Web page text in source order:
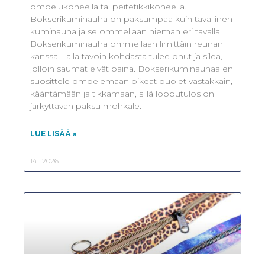
ompelukoneella tai peitetikkikoneella.
Bokserikuminauha on paksumpaa kuin tavallinen
kuminauha ja se ommellaan hieman eri tavalla.
Bokserikuminauha ommellaan limittäin reunan
kanssa. Tällä tavoin kohdasta tulee ohut ja sileä,
jolloin saumat eivät paina. Bokserikuminauhaa en
suosittele ompelemaan oikeat puolet vastakkain,
kääntämään ja tikkamaan, sillä lopputulos on
järkyttävän paksu möhkäle.
LUE LISÄÄ »
14.1.2026